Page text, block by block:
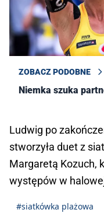
ZOBACZ PODOBNE
Niemka szuka
Ludwig po
stworzyła duet z
Margaretą Kozuch,
występów w
#siatkówka plażowa